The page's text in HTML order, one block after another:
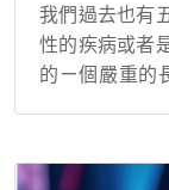
我們過去也有
性的疾病或者
的ㄧ個嚴重的